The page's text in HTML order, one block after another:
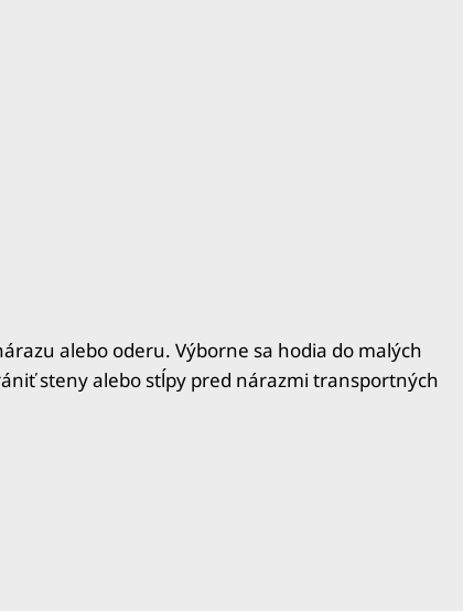
alebo oderu. Výborne sa hodia do malých
steny alebo stĺpy pred nárazmi transportných